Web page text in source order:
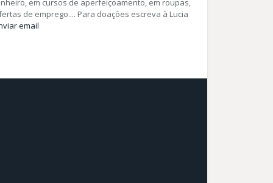
em cursos de aperfeiçoamento, em roupas,
de emprego.... Para doações escreva à Lucia
email